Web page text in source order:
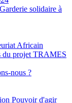
solidaire à
Africain
du projet TRAMES
nous ?
Pouvoir d'agir